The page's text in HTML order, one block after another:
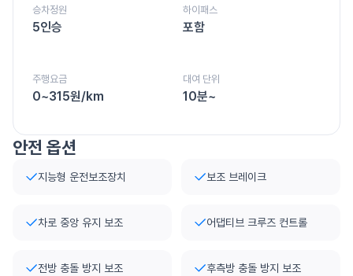
승차정원
5인승
하이패스
포함
주행요금
0~315원/km
대여 단위
10분~
안전 옵션
지능형 운전보조장치 보조 브레이크
차로 중앙 유지 보조 어댑티브 크루즈 컨트롤
전방 충돌 방지 보조 후측방 충돌 방지 보조